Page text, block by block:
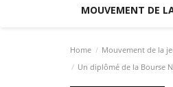
MOUVEMENT DE
Home Mouvement de la
Un diplômé de la Bourse